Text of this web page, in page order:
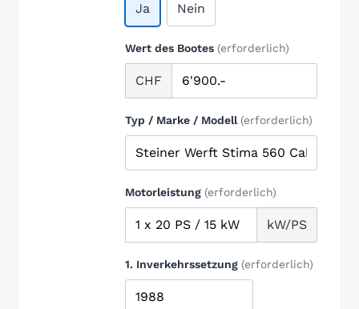
Ja Nein
Wert des Bootes (erforderlich)
CHF
Typ / Marke / Modell (erforderlich)
Motorleistung (erforderlich)
kW/PS
1. Inverkehrssetzung (erforderlich)